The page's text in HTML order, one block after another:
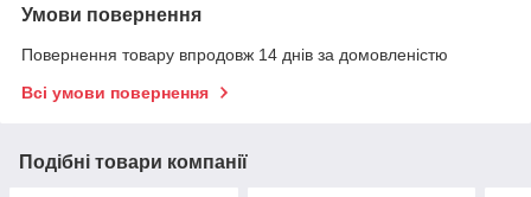
Умови повернення
Повернення товару впродовж 14 днів за домовленістю
Всі умови повернення
Подібні товари компанії